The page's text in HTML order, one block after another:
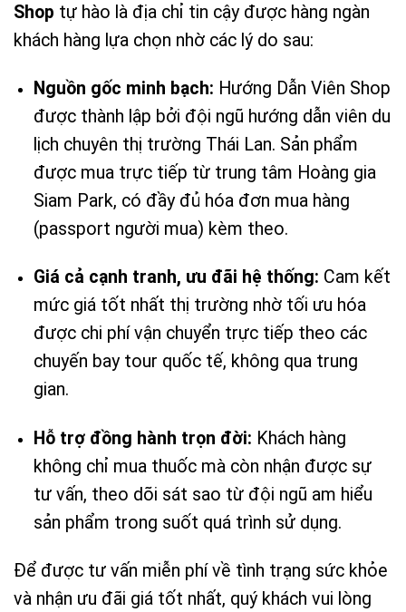
Shop tự hào là địa chỉ tin cậy được hàng ngàn
khách hàng lựa chọn nhờ các lý do sau:
Nguồn gốc minh bạch: Hướng Dẫn Viên Shop
được thành lập bởi đội ngũ hướng dẫn viên du
lịch chuyên thị trường Thái Lan. Sản phẩm
được mua trực tiếp từ trung tâm Hoàng gia
Siam Park, có đầy đủ hóa đơn mua hàng
(passport người mua) kèm theo.
Giá cả cạnh tranh, ưu đãi hệ thống: Cam kết
mức giá tốt nhất thị trường nhờ tối ưu hóa
được chi phí vận chuyển trực tiếp theo các
chuyến bay tour quốc tế, không qua trung
gian.
Hỗ trợ đồng hành trọn đời: Khách hàng
không chỉ mua thuốc mà còn nhận được sự
tư vấn, theo dõi sát sao từ đội ngũ am hiểu
sản phẩm trong suốt quá trình sử dụng.
Để được tư vấn miễn phí về tình trạng sức khỏe
và nhận ưu đãi giá tốt nhất, quý khách vui lòng